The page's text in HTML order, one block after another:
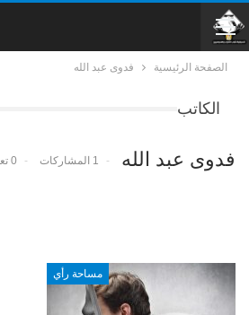
الصفحة الرئيسية فدوى عبد الله
الكاتب
فدوى عبد الله 1 المشاركات 0 تعليقات
مساحة رأي